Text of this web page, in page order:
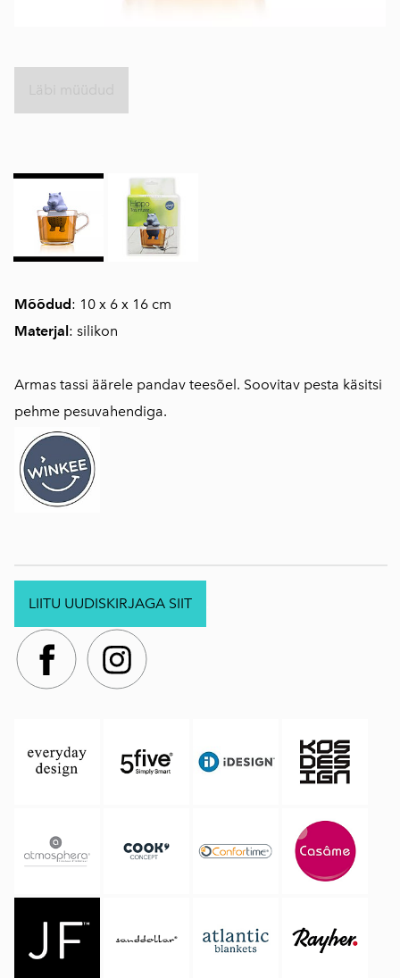
Mõõdud: 10 x 6 x 16 cm
Materjal : silikon
Armas tassi äärele pandav teesõel. Soovitav pesta käsitsi
pehme pesuvahendiga.
LIITU UUDISKIRJAGA SIIT